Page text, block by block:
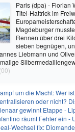
Paris (dpa) - Florian
Titel-Hattrick im
Magdeburger
Rennen über drei
sieben begnügen,
Liebmann und
(00)
um die Macht: Wer ist für
oder nicht?
gewinnt Etappe -
räumt Fehler ein -
Wechsel fix: Diomande